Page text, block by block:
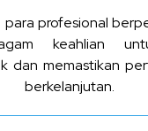
para profesional
keahlian
dan memastikan
berkelanjutan.